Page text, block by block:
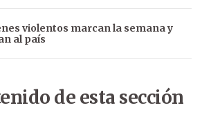
violentos marcan la semana y
al país
de esta sección